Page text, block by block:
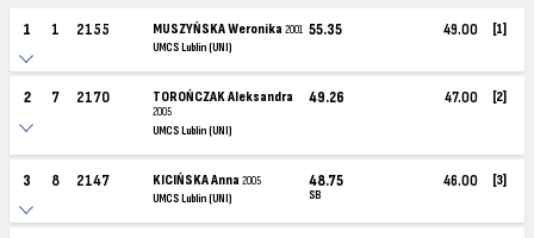
1 1 2155 MUSZYŃSKA Weronika 2001
UMCS Lublin (UNI)
55.35 49.00 [1]
2 7 2170 TOROŃCZAK Aleksandra
2005
UMCS Lublin (UNI)
49.26 47.00 [2]
3 8 2147 KICIŃSKA Anna 2005
UMCS Lublin (UNI)
48.75
SB
46.00 [3]